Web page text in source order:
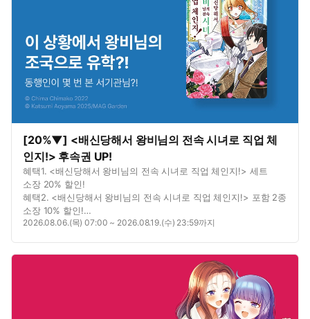
[20%▼] <배신당해서 왕비님의 전속 시녀로 직업 체
인지!> 후속권 UP!
혜택1. <배신당해서 왕비님의 전속 시녀로 직업 체인지!> 세트
소장 20% 할인!
혜택2. <배신당해서 왕비님의 전속 시녀로 직업 체인지!> 포함 2종
소장 10% 할인!
혜택3. <배신당해서 왕비님의 전속 시녀로 직업 체인지!> 포함 2종
2026.08.06.(목) 07:00 ~ 2026.08.19.(수) 23:59까지